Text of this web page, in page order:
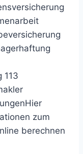
113
zum
berechnen